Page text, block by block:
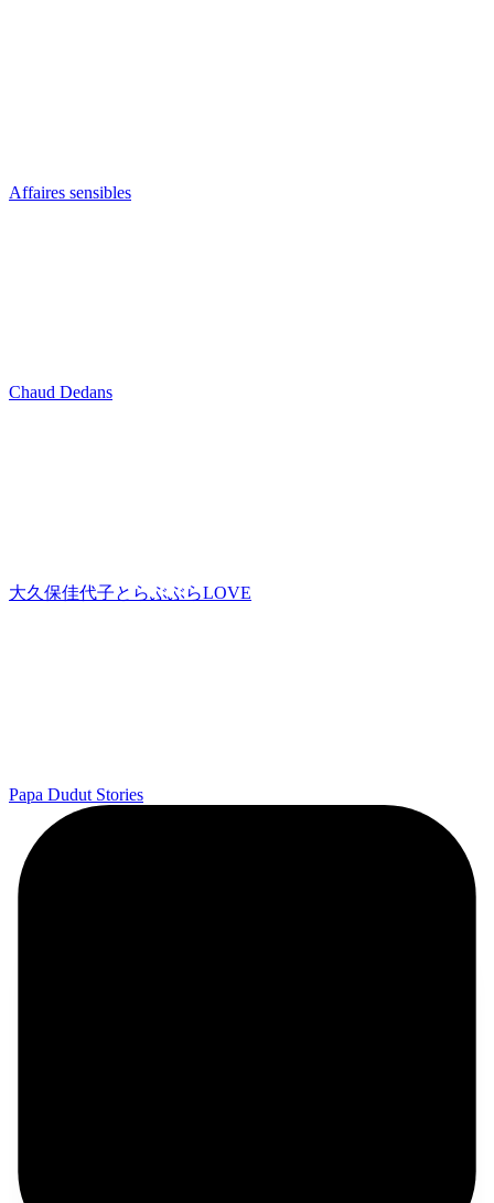
Affaires sensibles
Chaud Dedans
大久保佳代子とらぶぶらLOVE
Papa Dudut Stories